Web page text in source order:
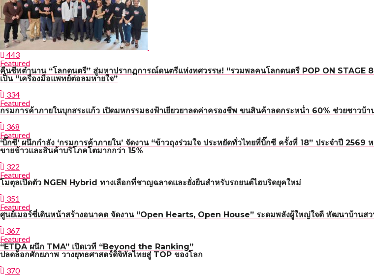
443
Featured
คืนชีพตำนาน “โลกดนตรี” สู่มหาปรากฏการณ์ดนตรีแห่งทศวรรษ! “รวมพลคนโลกดนตรี POP ON STAGE
เป็น “เครื่องมือแพทย์ต่อลมหายใจ”
334
Featured
กรมการค้าภายในบุกสระแก้ว เปิดมหกรรมธงฟ้าเยียวยาลดค่าครองชีพ ขนสินค้าลดกระหน่ำ 60% ช่วยชาวบ้
368
Featured
‘บิ๊กซี’ ผนึกกำลัง ‘กรมการค้าภายใน’ จัดงาน “ข้าวถุงร่วมใจ ประหยัดทั่วไทยที่บิ๊กซี ครั้งที่ 18” ประจำปี
ขายข้าวและสินค้าบริโภคโตมากกว่า 15%
322
Featured
โมตุลเปิดตัว NGEN Hybrid ทางเลือกที่ชาญฉลาดและยั่งยืนสำหรับรถยนต์ไฮบริดยุคใหม่
351
Featured
ศูนย์เมอร์ซี่เดินหน้าสร้างอนาคต จัดงาน “Open Hearts, Open House” ระดมพลังผู้ใหญ่ใจดี พัฒนาบ้านสว
367
Featured
“ETDA ผนึก TMA” เปิดเวที “Beyond the Ranking”
ปลดล็อกศักยภาพ วางยุทธศาสตร์ดิจิทัลไทยสู่ TOP ของโลก
370